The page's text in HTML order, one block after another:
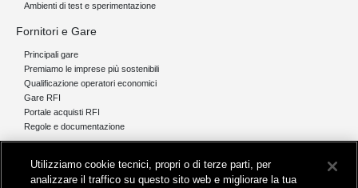
Ambienti di test e sperimentazione
Fornitori e Gare
Principali gare
Premiamo le imprese più sostenibili
Qualificazione operatori economici
Gare RFI
Portale acquisti RFI
Regole e documentazione
Comunicati stampa e news
Utilizziamo cookie tecnici, propri o di terze parti, per
analizzare il traffico su questo sito web e migliorare la tua